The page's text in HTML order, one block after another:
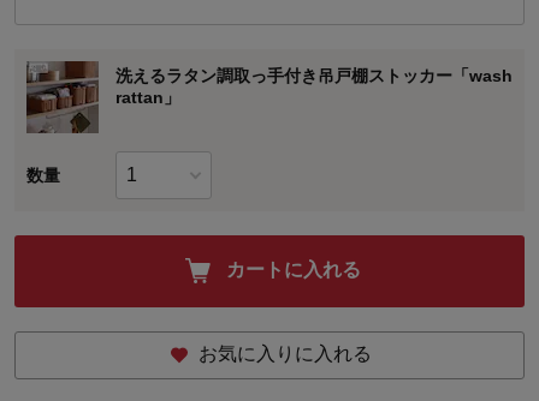
洗えるラタン調取っ手付き吊戸棚ストッカー「wash
rattan」
数量
カートに入れる
お気に入りに入れる